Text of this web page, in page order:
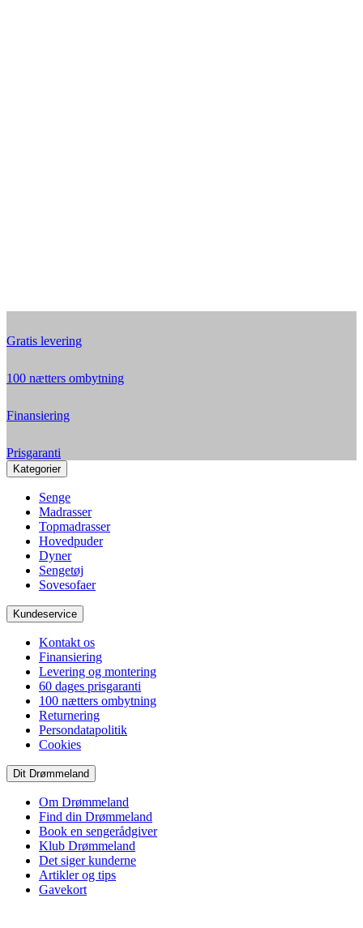
Gratis levering
100 nætters ombytning
Finansiering
Prisgaranti
Kategorier
Senge
Madrasser
Topmadrasser
Hovedpuder
Dyner
Sengetøj
Sovesofaer
Kundeservice
Kontakt os
Finansiering
Levering og montering
60 dages prisgaranti
100 nætters ombytning
Returnering
Persondatapolitik
Cookies
Dit Drømmeland
Om Drømmeland
Find din Drømmeland
Book en sengerådgiver
Klub Drømmeland
Det siger kunderne
Artikler og tips
Gavekort